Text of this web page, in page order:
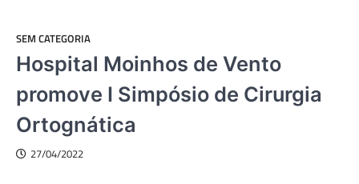
SEM CATEGORIA
Hospital Moinhos de Vento
promove I Simpósio de Cirurgia
Ortognática
27/04/2022